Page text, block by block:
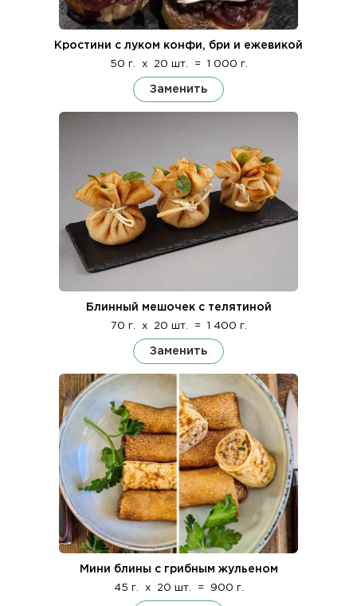
Кростини с луком конфи, бри и ежевикой
50 г. x 20 шт. = 1 000 г.
Заменить
Блинный мешочек с телятиной
70 г. x 20 шт. = 1 400 г.
Заменить
Мини блины с грибным жульеном
45 г. x 20 шт. = 900 г.